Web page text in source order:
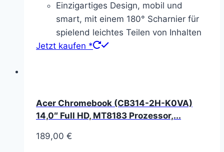
Einzigartiges Design, mobil und
smart, mit einem 180° Scharnier für
spielend leichtes Teilen von Inhalten
Jetzt kaufen *
Acer Chromebook (CB314-2H-K0VA)
14,0″ Full HD, MT8183 Prozessor,...
189,00 €